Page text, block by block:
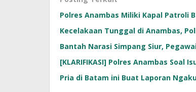
Polres Anambas Miliki Kapal Patroli
Kecelakaan Tunggal di Anambas,
Bantah Narasi Simpang Siur,
[KLARIFIKASI] Polres Anambas Soal
Pria di Batam ini Buat Laporan